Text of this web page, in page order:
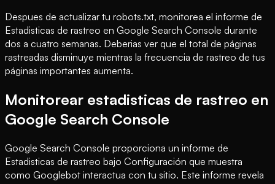
Despues de actualizar tu robots.txt, monitorea el informe de
Estadisticas de rastreo en Google Search Console durante
dos a cuatro semanas. Deberias ver que el total de páginas
rastreadas disminuye mientras la frecuencia de rastreo de tus
páginas importantes aumenta.
Monitorear estadisticas de rastreo en
Google Search Console
Google Search Console proporciona un informe de
Estadisticas de rastreo bajo Configuración que muestra
como Googlebot interactua con tu sitio. Este informe revela